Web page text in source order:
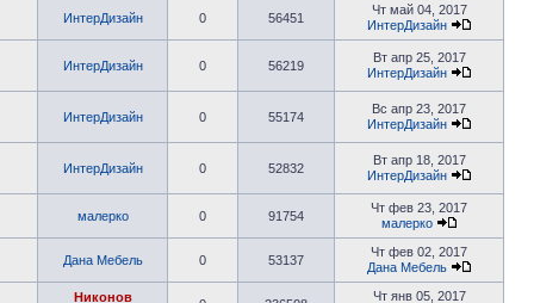
ИнтерДизайн 0 56451
Чт май 04, 2017
ИнтерДизайн
ИнтерДизайн 0 56219
Вт апр 25, 2017
ИнтерДизайн
ИнтерДизайн 0 55174
Вс апр 23, 2017
ИнтерДизайн
ИнтерДизайн 0 52832
Вт апр 18, 2017
ИнтерДизайн
малерко 0 91754
Чт фев 23, 2017
малерко
Дана Мебель 0 53137
Чт фев 02, 2017
Дана Мебель
Никонов Чт янв 05, 2017